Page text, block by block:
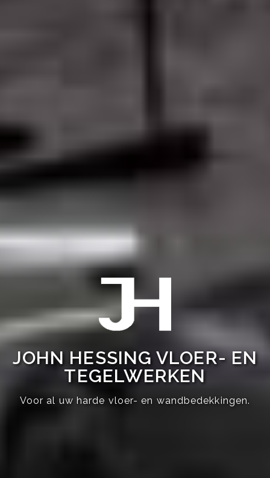
JOHN HESSING VLOER- EN
TEGELWERKEN
Voor al uw harde vloer- en wandbedekkingen.